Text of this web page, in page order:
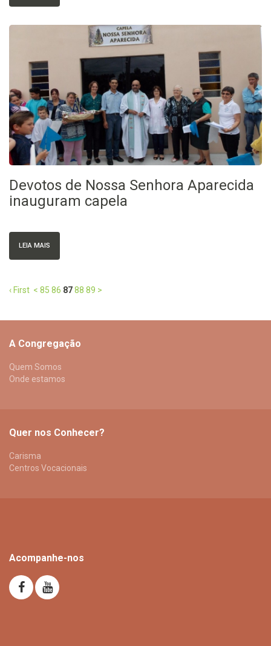
Devotos de Nossa Senhora Aparecida
inauguram capela
LEIA MAIS
‹ First < 85 86 8788 89 >
A Congregação
Quem Somos
Onde estamos
Quer nos Conhecer?
Carisma
Centros Vocacionais
Acompanhe-nos